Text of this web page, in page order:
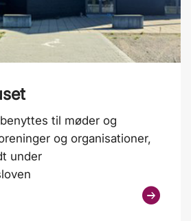
til møder og
og organisationer,
under